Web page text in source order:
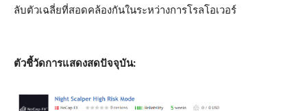
ลับตัวเฉลี่ยที่สอดคล้องกันในระหว่างการโรลโอเวอร์
ตัวชี้วัดการแสดงสดปัจจุบัน: